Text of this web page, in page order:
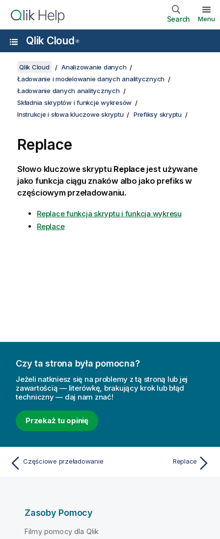
Search Menu
Qlik Cloud ®
Qlik Cloud
Analizowanie danych
Ładowanie i modelowanie danych analitycznych
Ładowanie danych analitycznych
Składnia skryptów i funkcje wykresów
Instrukcje i słowa kluczowe skryptu
Prefiksy skryptu
Replace
Słowo kluczowe skryptu Replacejest używane
jako funkcja ciągu znaków albo jako prefiks w
częściowym przeładowaniu.
Replace funkcja skryptu i funkcja wykresu
Replace
Czy ta strona była pomocna?
Jeżeli natkniesz się na problemy z tą stroną lub jej
zawartością — literówkę, brakujący krok lub błąd
techniczny — daj nam znać!
Przekaż tu opinię
Częściowe przeładowanie Replace
Zasoby Pomocy
Filmy pomocy dla Qlik